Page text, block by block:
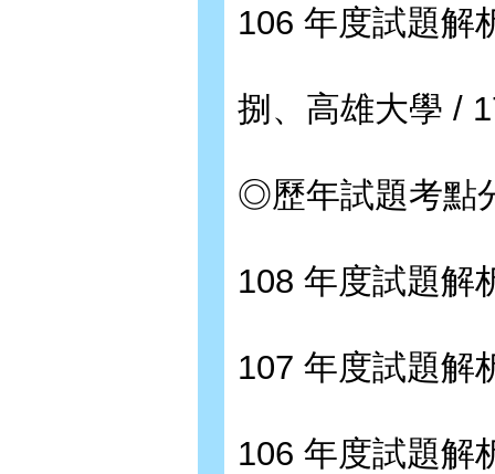
106 年度試題解
捌、高雄大學 /
◎歷年試題考點
108 年度試題解
107 年度試題解
106 年度試題解